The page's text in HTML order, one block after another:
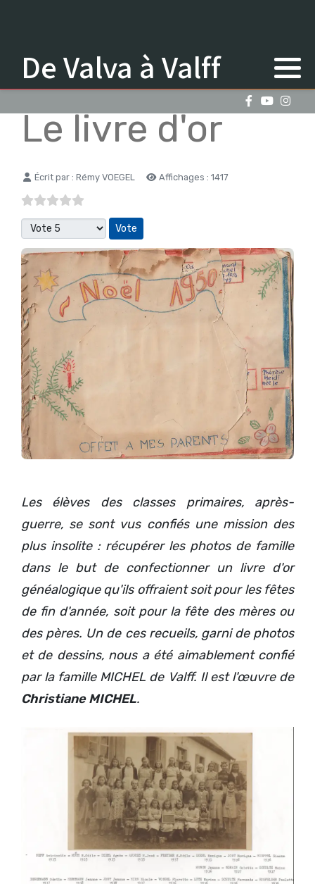
De Valva à Valff
Le livre d'or
Détails
Écrit par : Rémy VOEGEL Affichages : 1417
Veuillez voter
Les élèves des classes primaires, après-
guerre, se sont vus confiés une mission des
plus insolite : récupérer les photos de famille
dans le but de confectionner un livre d'or
généalogique qu'ils offraient soit pour les fêtes
de fin d'année, soit pour la fête des mères ou
des pères. Un de ces recueils, garni de photos
et de dessins, nous a été aimablement confié
par la famille MICHEL de Valff. Il est l'œuvre de
Christiane MICHEL.